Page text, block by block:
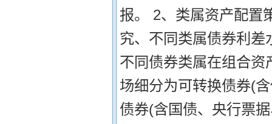
报。 2、类属资产配置
究、不同类属债券利
不同债券类属在组合
场细分为可转换债券(
债券(含国债、央行票